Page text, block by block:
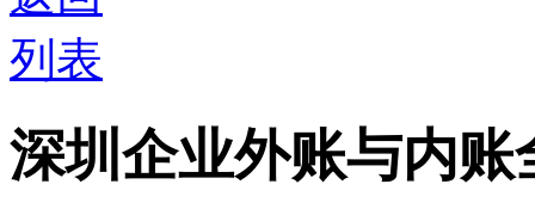
列表
深圳企业外账与内